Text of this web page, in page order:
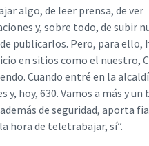
algo, de leer prensa, de ver
y, sobre todo, de subir
publicarlos. Pero, para ello,
en sitios como el nuestro,
Cuando entré en la
y, hoy, 630. Vamos a más y un
de seguridad, aporta
hora de teletrabajar, sí”.